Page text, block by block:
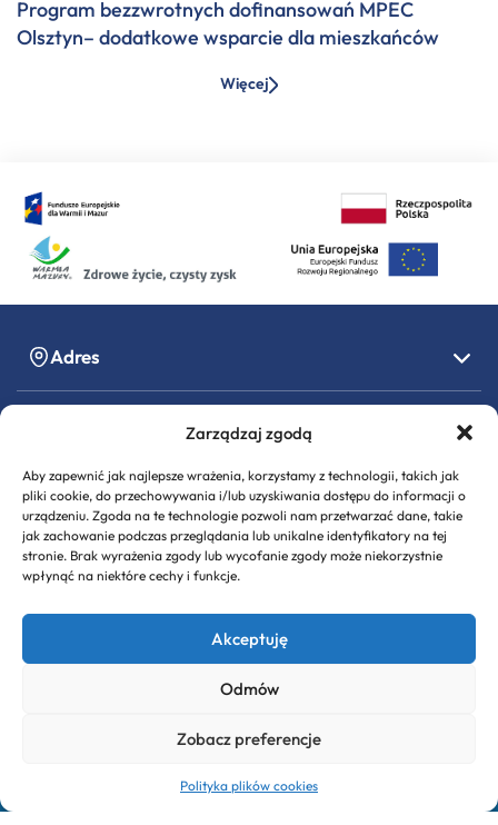
Zarządzaj zgodą
Aby zapewnić jak najlepsze wrażenia, korzystamy z technologii, takich jak
pliki cookie, do przechowywania i/lub uzyskiwania dostępu do informacji o
urządzeniu. Zgoda na te technologie pozwoli nam przetwarzać dane, takie
jak zachowanie podczas przeglądania lub unikalne identyfikatory na tej
stronie. Brak wyrażenia zgody lub wycofanie zgody może niekorzystnie
wpłynąć na niektóre cechy i funkcje.
Akceptuję
Odmów
Zobacz preferencje
Polityka plików cookies
Program bezzwrotnych dofinansowań MPEC
Olsztyn– dodatkowe wsparcie dla mieszkańców
Więcej
Adres
Godziny pracy
Informacje formalne
Mapa strony